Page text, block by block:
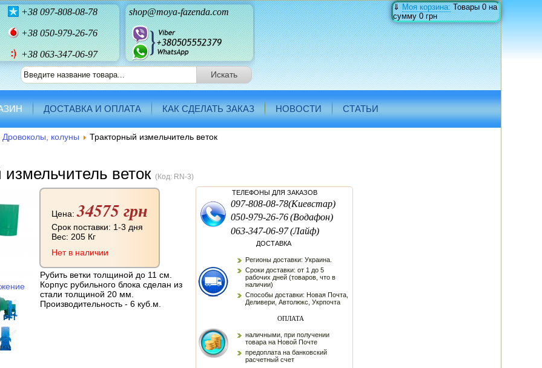
⇓Моя корзина:Товары0на
сумму0 грн
+38097-808-08-78 shop@moya-fazenda.com
+38050-979-26-76
+38 063-347-06-97
ДОСТАВКА И ОПЛАТА КАК СДЕЛАТЬ ЗАКАЗ НОВОСТИ СТАТЬИ
Дровоколы, колуны Тракторный измельчитель веток
измельчитель веток(Код: RN-3)
Цена:34575 грн
Срок поставки: 1-3 дня
Вес: 205 Кг
Нет в наличии
Рубить ветки толщиной до 11 см.
Корпус рубильного блока сделан из
стали толщиной 20 мм.
Производительность - 6 куб.м.
ТЕЛЕФОНЫ ДЛЯ ЗАКАЗОВ
097-808-08-78(Киевстар)
050-979-26-76(Водафон)
063-347-06-97(Лайф)
ДОСТАВКА
Регионы доставки: Украина.
Сроки доставки: от 1 до 5
рабочих дней (товаров, что в
наличии)
Способы доставки: Новая Почта,
Деливери, Автолюкс, Укрпочта
ОПЛАТА
наличными, при получении
товара на Новой Почте
предоплата на банковский
расчетный счет